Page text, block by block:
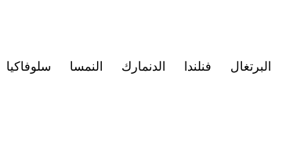
البرتغال فنلندا الدنمارك النمسا
سلوفاكيا